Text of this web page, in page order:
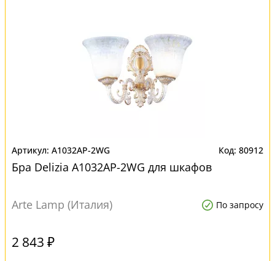
A1032AP-2WG 80912
Бра Delizia A1032AP-2WG для шкафов
Arte Lamp (Италия) По запросу
2 843 ₽